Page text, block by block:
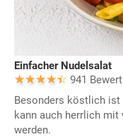
Einfacher Nudelsalat
941
Besonders köstlich ist
kann auch herrlich
werden.